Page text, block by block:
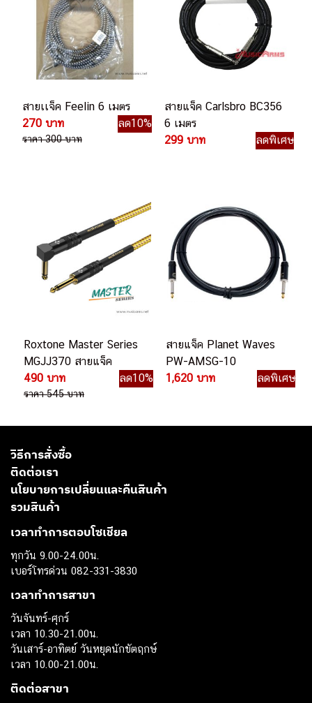
สายเเจ็ค Feelin 6 เมตร
270 บาท
ลด10%
ราคา 300 บาท
สายแจ็ค Carlsbro BC356
6 เมตร
299 บาท
ลดพิเศษ
Roxtone Master Series
MGJJ370 สายแจ็ค
490 บาท
ลด10%
ราคา 545 บาท
สายแจ็ค Planet Waves
PW-AMSG-10
1,620 บาท
ลดพิเศษ
วิธีการสั่งซื้อ
ติดต่อเรา
นโยบายการเปลี่ยนและคืนสินค้า
รวมสินค้า
เวลาทำการตอบโซเชียล
ทุกวัน 9.00-24.00น.
เบอร์โทรด่วน 082-331-3830
เวลาทำการสาขา
วันจันทร์-ศุกร์
เวลา 10.30-21.00น.
วันเสาร์-อาทิตย์ วันหยุดนักขัตฤกษ์
เวลา 10.00-21.00น.
ติดต่อสาขา